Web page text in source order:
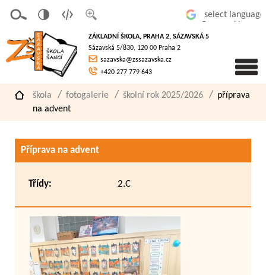
písmo
á
verze
pro
slaboz
raké
ZÁKLADNÍ ŠKOLA, PRAHA 2, SÁZAVSKÁ 5
Sázavská 5/830, 120 00 Praha 2
sazavska@zssazavska.cz
+420 277 779 643
škola fotogalerie školní rok 2025/2026
příprava
na advent
Příprava na advent
Třídy: 2.C